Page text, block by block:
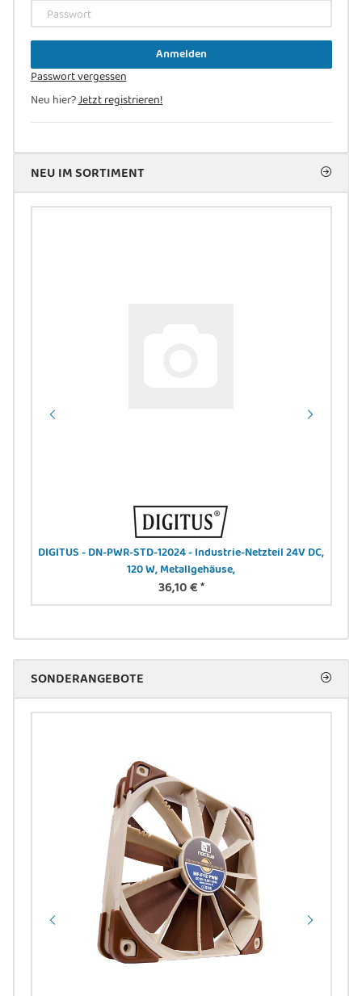
Passwort
Anmelden
Passwort vergessen
Neu hier?Jetzt registrieren!
NEU IM SORTIMENT
DIGITUS - DN-PWR-STD-12024 - Industrie-Netzteil 24V DC,
120 W, Metallgehäuse,
36,10 €*
SONDERANGEBOTE